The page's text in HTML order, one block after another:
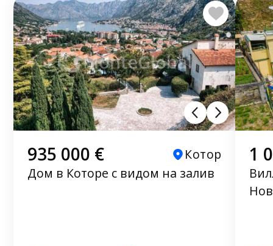
935 000 €
Котор
Дом в Которе с видом на залив
1